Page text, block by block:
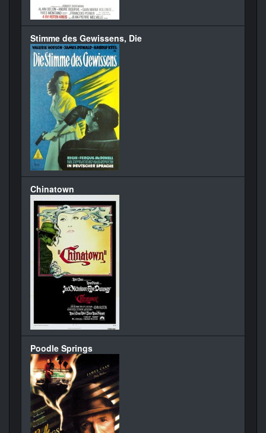
Stimme des Gewissens, Die
Chinatown
Poodle Springs